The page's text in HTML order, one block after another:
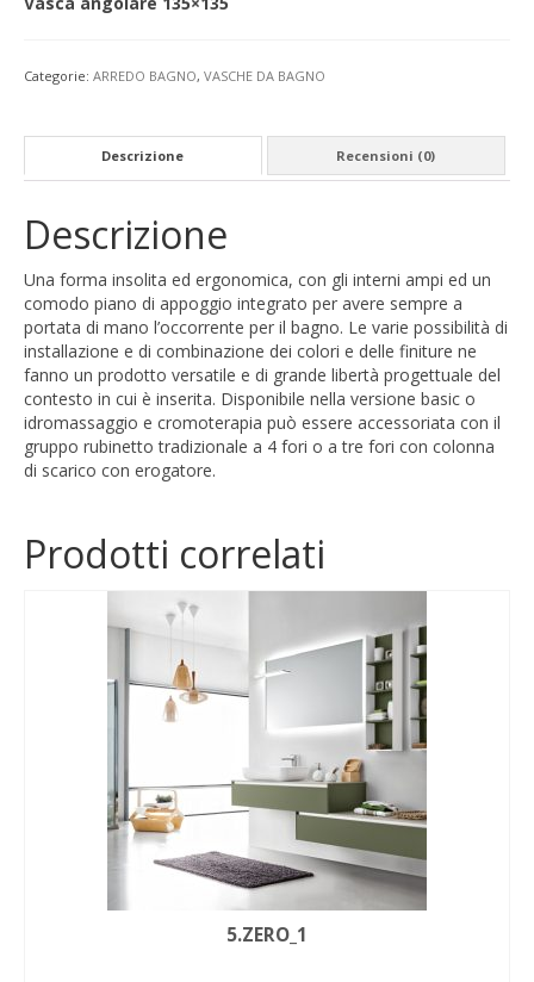
Categorie: ARREDO BAGNO, VASCHE DA BAGNO
Descrizione Recensioni (0)
Descrizione
Una forma insolita ed ergonomica, con gli interni ampi ed un
comodo piano di appoggio integrato per avere sempre a
portata di mano l’occorrente per il bagno. Le varie possibilità di
installazione e di combinazione dei colori e delle finiture ne
fanno un prodotto versatile e di grande libertà progettuale del
contesto in cui è inserita. Disponibile nella versione basic o
idromassaggio e cromoterapia può essere accessoriata con il
gruppo rubinetto tradizionale a 4 fori o a tre fori con colonna
di scarico con erogatore.
Prodotti correlati
5.ZERO_1